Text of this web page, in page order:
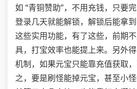
如 “青铜赞助”，不用充钱，只要
登录几天就能解锁，解锁后能拿
这些实用功能，有了这些，前期
具，打宝效率也能提上来。另外
机制，如果元宝只能靠充值获取
之，要是刷怪能掉元宝，甚至小